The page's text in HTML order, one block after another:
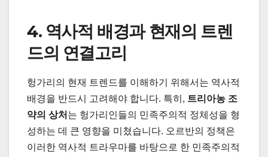
4. 역사적 배경과 현재의 트렌
드의 연결고리
헝가리의 현재 트렌드를 이해하기 위해서는 역사적
배경을 반드시 고려해야 합니다. 특히, 트리아농 조
약의 상처 는 헝가리인들의 민족주의적 정체성을 형
성하는 데 큰 영향을 미쳤습니다. 오르반의 정책은
이러한 역사적 트라우마를 바탕으로 한 민족주의적